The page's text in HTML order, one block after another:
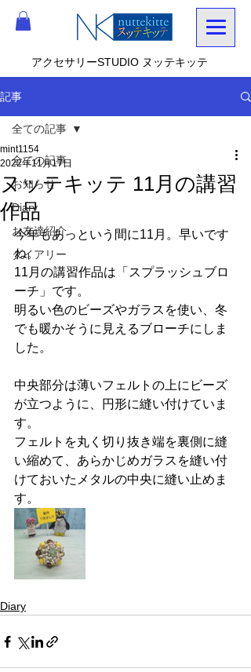
アクセサリーSTUDIO ヌッテキッテ
記事
全ての記事
お知らせ
Diary
お友達紹介
ダイアリー
全ての記事
ヌッテキッテ 11月の講習
作品
mint1154
2022年11月17日
今年もあっという間に11月。早いです
ね。
11月の講習作品は「スプラッシュブロ
ーチ」です。
明るい色のビーズやガラスを使い、冬
でも暖かそうに見えるブローチにしま
した。
中央部分は薄いフェルトの上にビーズ
が立つように、円形に縫い付けていま
す。
フェルトを丸く切り抜き端を裏側に縫
い縮めて、あらかじめガラスを縫い付
けておいたメタルの中央に縫い止めま
す。
Diary